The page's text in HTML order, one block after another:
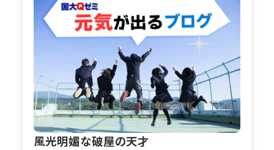
風光明媚な破屋の天才